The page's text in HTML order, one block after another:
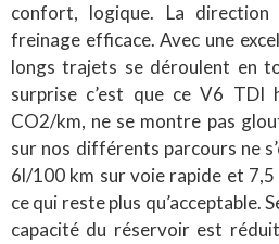
confort, logique. La
freinage efficace. Avec une
longs trajets se déroulent en
surprise c’est que ce V6
CO2/km, ne se montre pas
sur nos différents parcours ne
6l/100 km sur voie rapide et
ce qui reste plus qu’acceptable.
capacité du réservoir est